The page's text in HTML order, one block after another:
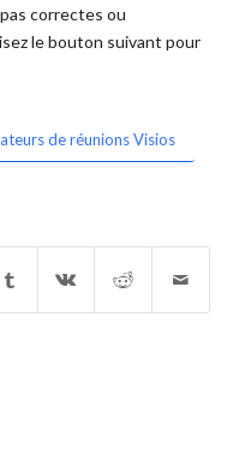
correctes ou
le bouton suivant pour
de réunions Visios